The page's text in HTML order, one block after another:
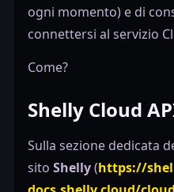
ogni momento) e di
connettersi al servizio
Come?
Shelly Cloud
Sulla sezione dedicata
sito Shelly(https://